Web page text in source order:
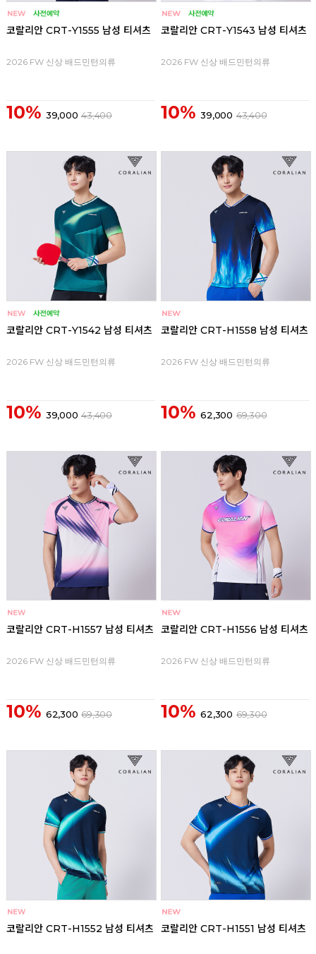
코랄리안 CRT-Y1555 남성 티셔츠
2026 FW 신상 배드민턴의류
10% 39,000 43,400
코랄리안 CRT-Y1543 남성 티셔츠
2026 FW 신상 배드민턴의류
10% 39,000 43,400
코랄리안 CRT-Y1542 남성 티셔츠
2026 FW 신상 배드민턴의류
10% 39,000 43,400
코랄리안 CRT-H1558 남성 티셔츠
2026 FW 신상 배드민턴의류
10% 62,300 69,300
코랄리안 CRT-H1557 남성 티셔츠
2026 FW 신상 배드민턴의류
10% 62,300 69,300
코랄리안 CRT-H1556 남성 티셔츠
2026 FW 신상 배드민턴의류
10% 62,300 69,300
코랄리안 CRT-H1552 남성 티셔츠 코랄리안 CRT-H1551 남성 티셔츠